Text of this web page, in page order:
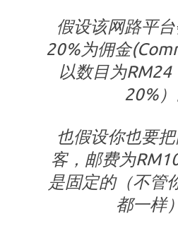
假设该网路平
20%为佣金
以数目为RM24
20%）
也假设你也要
客，邮费为
是固定的（不管
都一样